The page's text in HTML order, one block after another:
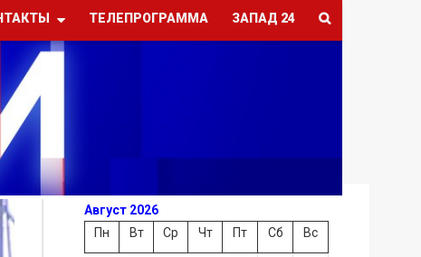
ТЕЛЕПРОГРАММА ЗАПАД 24
Август 2026
Пн
Вт Ср Чт Пт Сб Вс